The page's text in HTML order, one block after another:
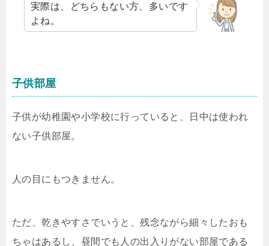
実際は、どちらもない方、多いです
よね。
子供部屋
子供が幼稚園や小学校に行っていると、日中は使われ
ない子供部屋。
人の目にもつきません。
ただ、乾きやすさでいうと、残念ながら細々したおも
ちゃはあるし、昼間でも人の出入りがない部屋である